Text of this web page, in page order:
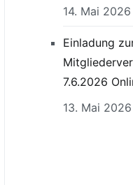
14. Mai 2026
Einladung
7.6.2026
13. Mai 2026